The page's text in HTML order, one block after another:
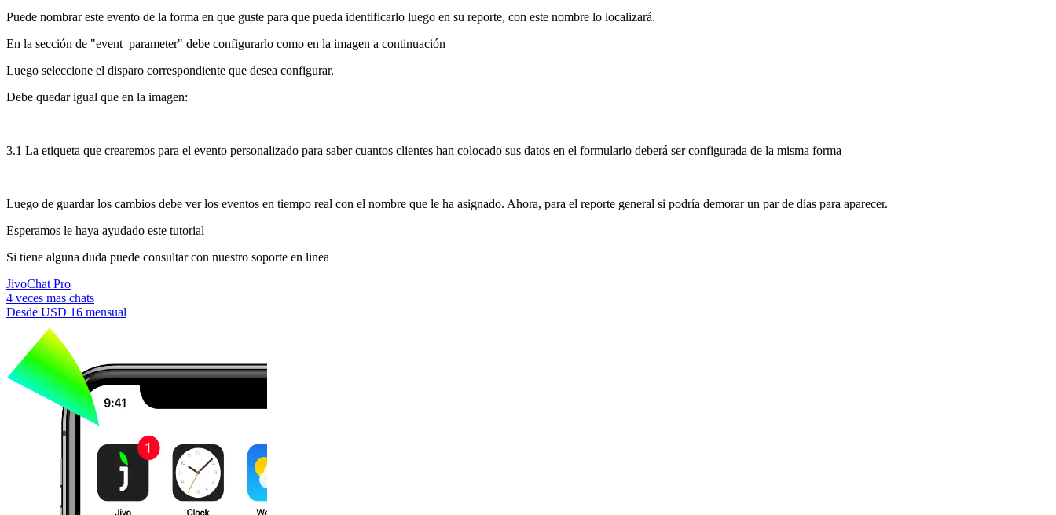
Puede nombrar este evento de la forma en que guste para que pueda identificarlo luego en su reporte, con este nombre lo localizará.
En la sección de "event_parameter" debe configurarlo como en la imagen a continuación
Luego seleccione el disparo correspondiente que desea configurar.
Debe quedar igual que en la imagen:
3.1 La etiqueta que crearemos para el evento personalizado para saber cuantos clientes han colocado sus datos en el formulario deberá ser configurada de la misma forma
Luego de guardar los cambios debe ver los eventos en tiempo real con el nombre que le ha asignado. Ahora, para el reporte general si podría demorar un par de días para aparecer.
Esperamos le haya ayudado este tutorial
Si tiene alguna duda puede consultar con nuestro soporte en linea
JivoChat Pro
4 veces mas chats
Desde USD 16 mensual